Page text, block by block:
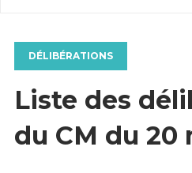
DÉLIBÉRATIONS
Liste des
du CM du 20